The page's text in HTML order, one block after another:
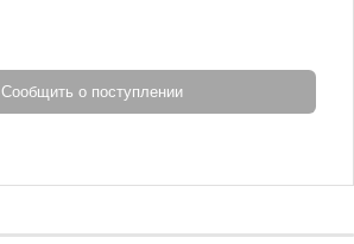
Сообщить о поступлении